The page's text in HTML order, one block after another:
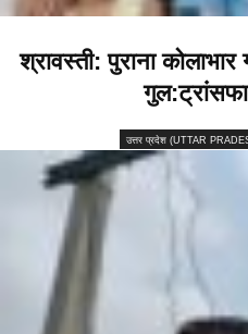
श्रावस्ती: पुराना
उत्तर प्रदेश (UTTAR